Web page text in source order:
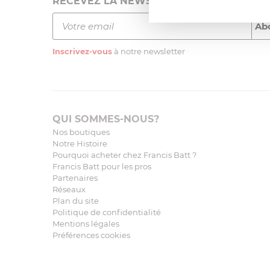
Inscrivez-vous à notre newsletter
QUI SOMMES-NOUS?
Nos boutiques
Notre Histoire
Pourquoi acheter chez Francis Batt ?
Francis Batt pour les pros
Partenaires
Réseaux
Plan du site
Politique de confidentialité
Mentions légales
Préférences cookies